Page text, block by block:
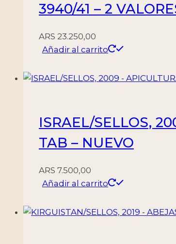
3940/41 – 2
ARS 23.250,00
Añadir al carrito
ISRAEL/SELLOS,
TAB – NUEVO
ARS 7.500,00
Añadir al carrito